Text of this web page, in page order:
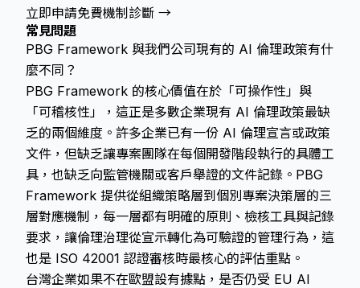
立即申請免費機制診斷 →
常見問題
PBG Framework 與我們公司現有的 AI 倫理政策有什
麼不同？
PBG Framework 的核心價值在於「可操作性」與
「可稽核性」，這正是多數企業現有 AI 倫理政策最缺
乏的兩個維度。許多企業已有一份 AI 倫理宣言或政策
文件，但缺乏讓專案團隊在每個開發階段執行的具體工
具，也缺乏向監管機關或客戶舉證的文件記錄。PBG
Framework 提供從組織策略層到個別專案決策層的三
層對應機制，每一層都有明確的原則、檢核工具與記錄
要求，讓倫理治理從宣示轉化為可驗證的管理行為，這
也是 ISO 42001 認證審核時最核心的評估重點。
台灣企業如果不在歐盟設有據點，是否仍受 EU AI